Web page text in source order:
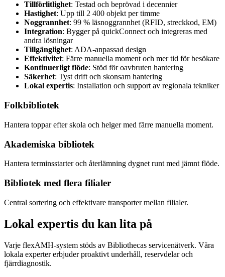
Tillförlitlighet: Testad och beprövad i decennier
Hastighet: Upp till 2 400 objekt per timme
Noggrannhet: 99 % läsnoggrannhet (RFID, streckkod, EM)
Integration: Bygger på quickConnect och integreras med
andra lösningar
Tillgänglighet: ADA-anpassad design
Effektivitet: Färre manuella moment och mer tid för besökare
Kontinuerligt flöde: Stöd för oavbruten hantering
Säkerhet: Tyst drift och skonsam hantering
Lokal expertis: Installation och support av regionala tekniker
Folkbibliotek
Hantera toppar efter skola och helger med färre manuella moment.
Akademiska bibliotek
Hantera terminsstarter och återlämning dygnet runt med jämnt flöde.
Bibliotek med flera filialer
Central sortering och effektivare transporter mellan filialer.
Lokal expertis du kan lita på
Varje flexAMH-system stöds av Bibliothecas servicenätverk. Våra
lokala experter erbjuder proaktivt underhåll, reservdelar och
fjärrdiagnostik.